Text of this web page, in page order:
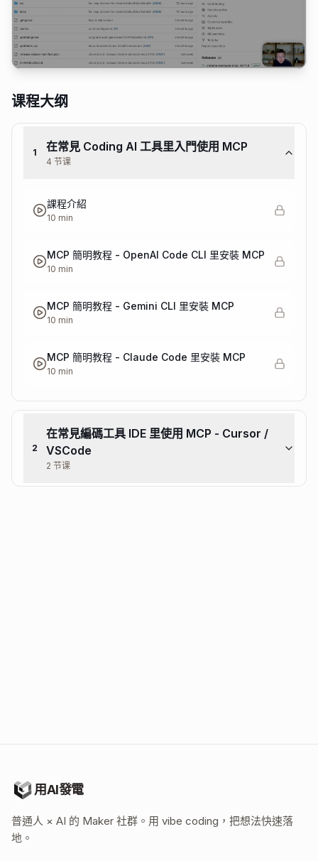
课程大纲
1 在常見 Coding AI 工具里入門使用 MCP
4 节课
課程介紹
10 min
MCP 簡明教程 - OpenAI Code CLI 里安裝 MCP
10 min
MCP 簡明教程 - Gemini CLI 里安裝 MCP
10 min
MCP 簡明教程 - Claude Code 里安裝 MCP
10 min
2
在常見編碼工具 IDE 里使用 MCP - Cursor /
VSCode
2 节课
用AI發電
普通人 × AI 的 Maker 社群。用 vibe coding，把想法快速落
地。